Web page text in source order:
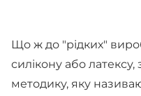
Що ж до "рідких"
силікону або
методику, яку